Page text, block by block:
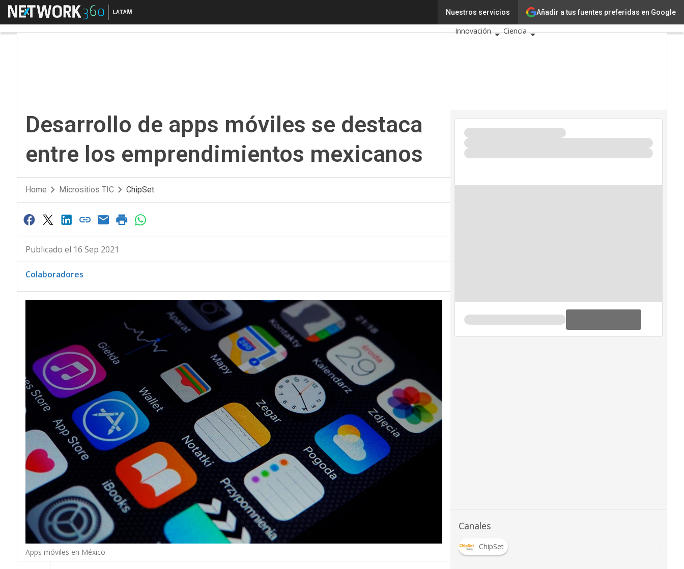
Añadir a tus fuentes preferidas en Google
Nuestros servicios
Menú Desarrollo de apps móviles se destaca entre los emprendimientos mexicanosTecnología
Innovación
Ciencia
Desarrollo de apps móviles se destaca
entre los emprendimientos mexicanos
Home Micrositios TIC ChipSet
Publicado el 16 Sep 2021
Colaboradores
Apps móviles en México
Canales
ChipSet